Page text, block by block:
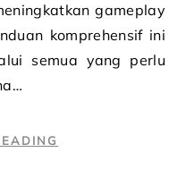
gameplay
komprehensif ini
semua yang perlu